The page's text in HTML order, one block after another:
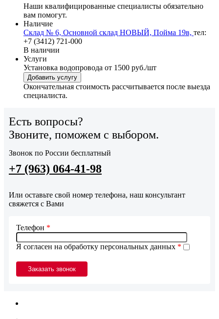
Наши квалифицированные специалисты обязательно
вам помогут.
Наличие
Склад № 6, Основной склад НОВЫЙ, Пойма 19в, тел:
+7 (3412) 721-000
В наличии
Услуги
Установка водопровода от 1500 руб./шт
Добавить услугу
Окончательная стоимость рассчитывается после выезда
специалиста.
Есть вопросы?
Звоните, поможем с выбором.
Звонок по России бесплатный
+7 (963) 064-41-98
Или оставьте свой номер телефона, наш консультант
свяжется с Вами
Я согласен на обработку персональных данных *
Телефон *